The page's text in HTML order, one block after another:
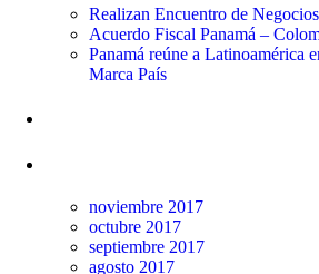
Realizan Encuentro de
Acuerdo Fiscal Panamá –
Panamá reúne a Latinoamérica
Marca País
noviembre 2017
octubre 2017
septiembre 2017
agosto 2017